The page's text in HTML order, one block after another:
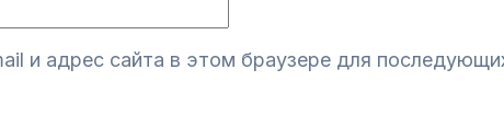
и адрес сайта в этом браузере для